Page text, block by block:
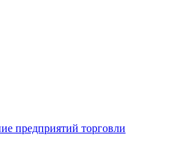
предприятий торговли